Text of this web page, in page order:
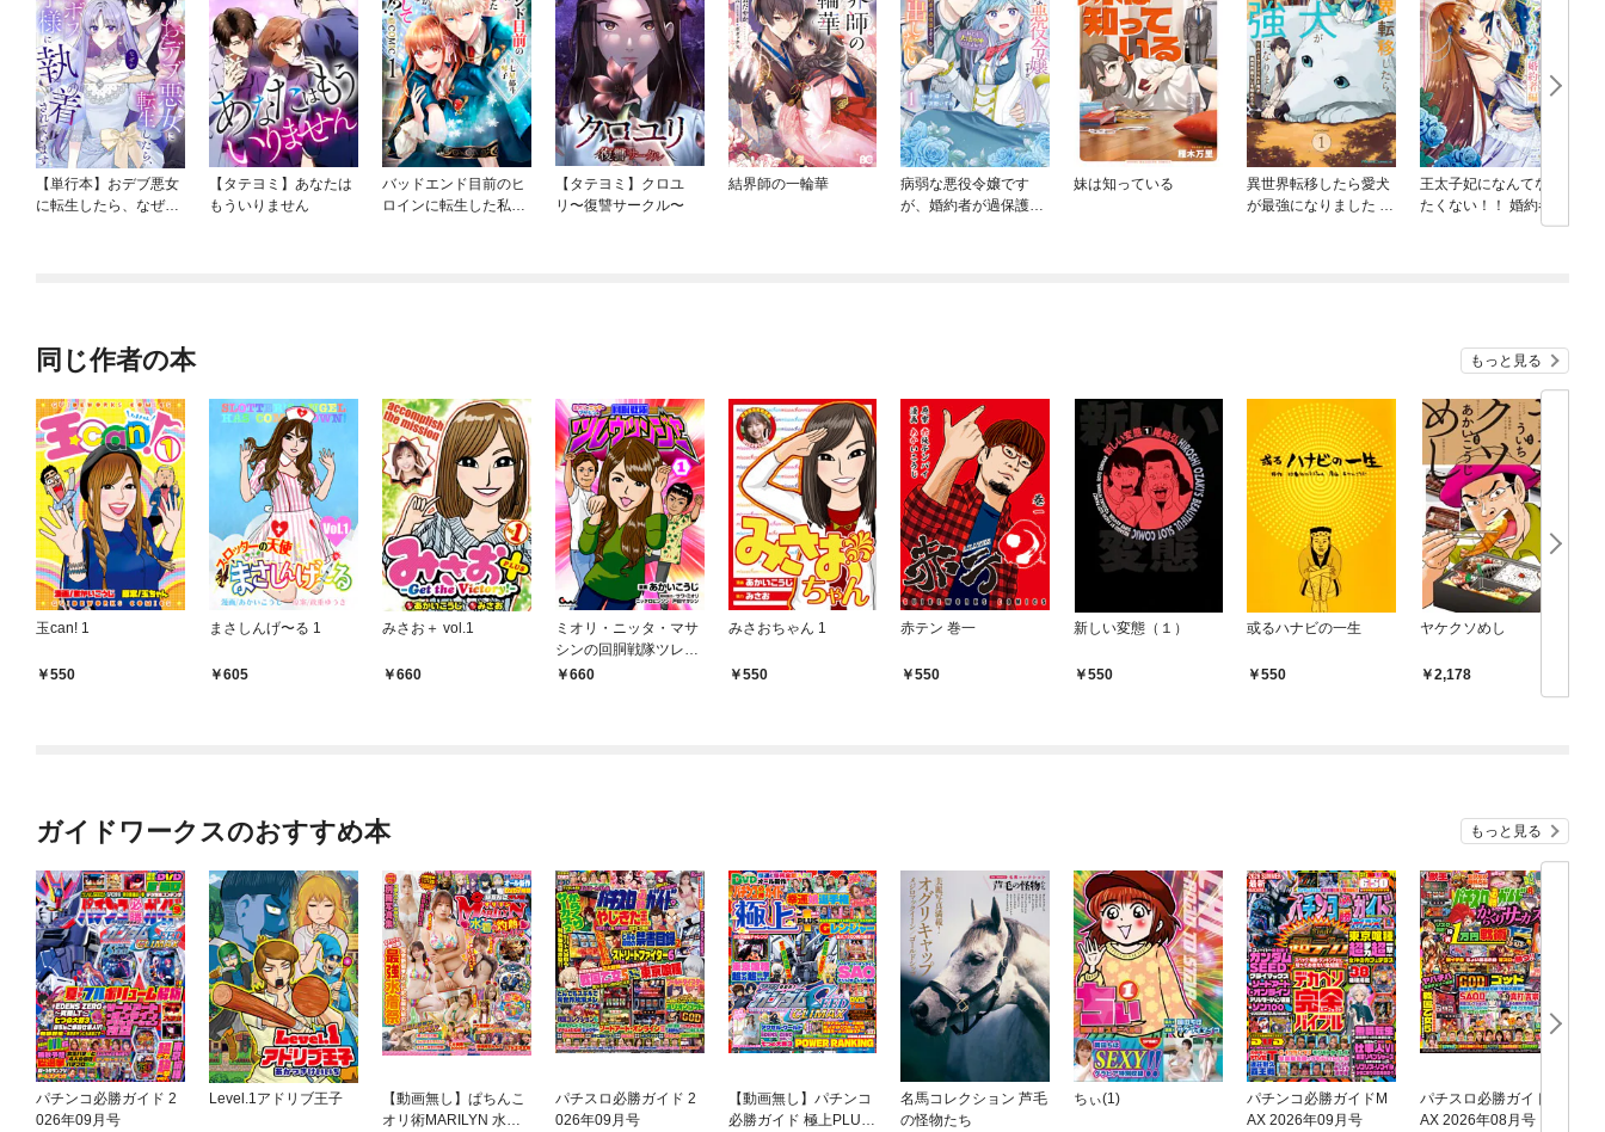
【単行本】おデブ悪女
に転生したら、なぜか
【タテヨミ】あなたは
もういりません
バッドエンド目前のヒ
ロインに転生した私、
【タテヨミ】クロユ
リ〜復讐サークル〜
結界師の一輪華
病弱な悪役令嬢です
が、婚約者が過保護す
妹は知っている
異世界転移したら愛犬
が最強になりました ～
王太子妃になんてなり
たくない！！ 婚約者編
同じ作者の本 もっと見る
玉can! 1
550
まさしんげ〜る 1
605
みさお＋ vol.1
660
ミオリ・ニッタ・マサ
シンの回胴戦隊ツレウ
ツンジャー1
660
みさおちゃん 1
550
赤テン 巻一
550
新しい変態（１）
550
或るハナビの一生
550
ヤケクソめし
2,178
ガイドワークスのおすすめ本 もっと見る
パチンコ必勝ガイド 2
026年09月号
Level.1アドリブ王子
【動画無し】ぱちんこ
オリ術MARILYN 水着d
パチスロ必勝ガイド 2
026年09月号
【動画無し】パチンコ
必勝ガイド 極上PLUS
名馬コレクション 芦毛
の怪物たち
ちぃ(1)
パチンコ必勝ガイドM
AX 2026年09月号
パチスロ必勝ガイドM
AX 2026年08月号